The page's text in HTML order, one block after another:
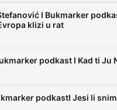
I Bukmarker
klizi u rat
podkast I Kad ti Ju
podkastI Jesi li